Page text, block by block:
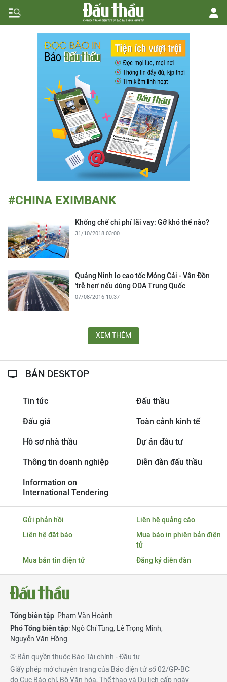
#CHINA EXIMBANK
Khống chế chi phí lãi vay: Gỡ khó thế nào?
31/10/2018 03:00
Quảng Ninh lo cao tốc Móng Cái - Vân Đồn
'trễ hẹn' nếu dùng ODA Trung Quốc
07/08/2016 10:37
XEM THÊM
BẢN DESKTOP
Tin tức Đấu thầu
Đấu giá Toàn cảnh kinh tế
Hồ sơ nhà thầu Dự án đầu tư
Thông tin doanh nghiệp Diễn đàn đấu thầu
Information on
International Tendering
Gửi phản hồi
Liên hệ quảng cáo
Liên hệ đặt báo
Mua báo in phiên bản điện
tử
Mua bản tin điện tử
Đăng ký diễn đàn
Tổng biên tập: Phạm Văn Hoành
Phó Tổng biên tập: Ngô Chí Tùng, Lê Trọng Minh,
Nguyễn Văn Hồng
© Bản quyền thuộc Báo Tài chính - Đầu tư
Giấy phép mở chuyên trang của Báo điện tử số 02/GP-BC
do Cục Báo chí, Bộ Văn hóa, Thể thao và Du lịch cấp ngày